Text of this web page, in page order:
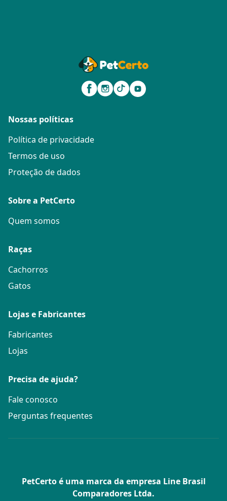
Nossas políticas
Política de privacidade
Termos de uso
Proteção de dados
Sobre a PetCerto
Quem somos
Raças
Cachorros
Gatos
Lojas e Fabricantes
Fabricantes
Lojas
Precisa de ajuda?
Fale conosco
Perguntas frequentes
PetCerto é uma marca da empresa Line Brasil
Comparadores Ltda.